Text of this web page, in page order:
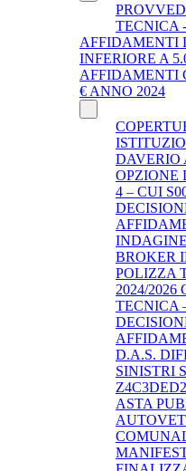
TECNICA
AFFIDAMENTI
INFERIORE A
AFFIDAMENTI
€ ANNO 2024
DAVERIO
OPZIONE
4 – CUI
BROKER
POLIZZA
2024/2026
TECNICA
D.A.S.
SINISTRI
ASTA